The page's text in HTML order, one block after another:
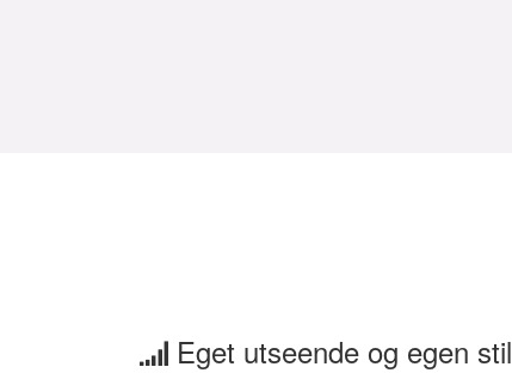
Eget utseende og egen stil